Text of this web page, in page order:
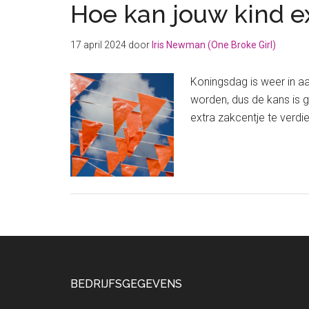
Hoe kan jouw kind
17 april 2024 door Iris Newman (One Broke Girl)
Koningsdag is weer in
worden, dus de kans is
extra zakcentje te
BEDRIJFSGEGEVENS